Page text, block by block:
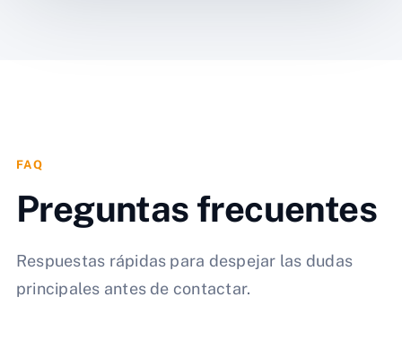
FAQ
Preguntas frecuentes
Respuestas rápidas para despejar las dudas
principales antes de contactar.